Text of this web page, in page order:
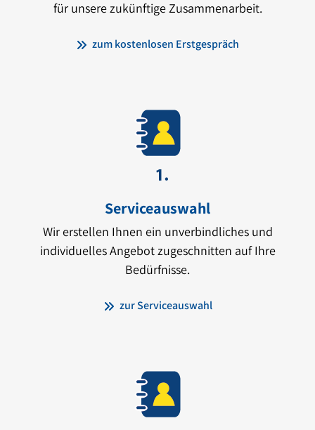
für unsere zukünftige Zusammenarbeit.
zum kostenlosen Erstgespräch
Serviceauswahl
Wir erstellen Ihnen ein unverbindliches und
individuelles Angebot zugeschnitten auf Ihre
Bedürfnisse.
zur Serviceauswahl